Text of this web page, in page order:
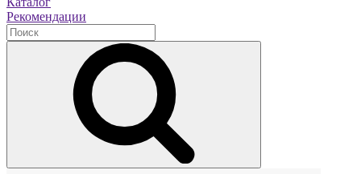
Рекомендации